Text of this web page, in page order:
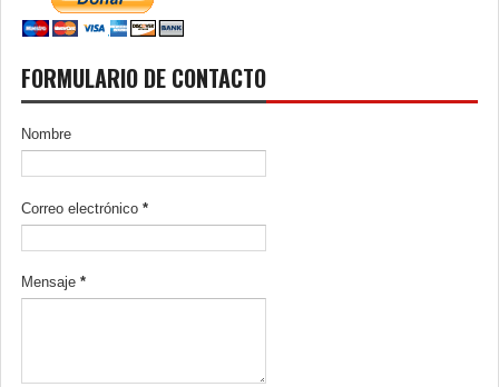
FORMULARIO DE CONTACTO
Nombre
Correo electrónico *
Mensaje *